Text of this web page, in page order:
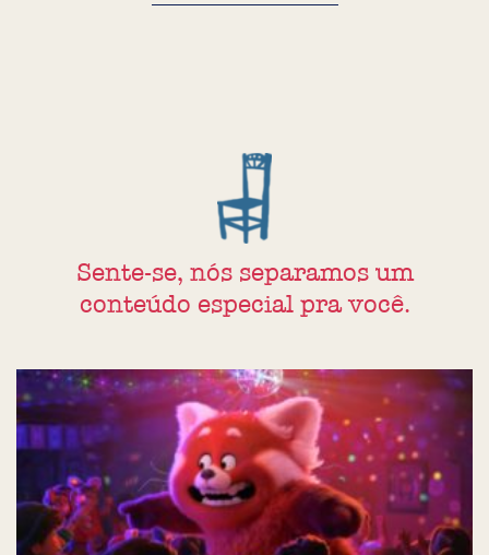
Sente-se, nós separamos um
conteúdo especial pra você.